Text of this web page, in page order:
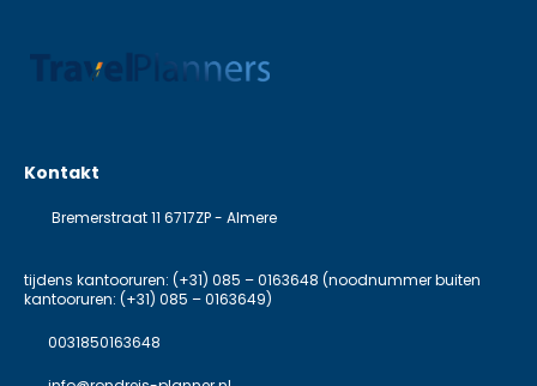
Kontakt
Bremerstraat 11 6717ZP - Almere
tijdens kantooruren: (+31) 085 – 0163648 (noodnummer buiten
kantooruren: (+31) 085 – 0163649)
0031850163648